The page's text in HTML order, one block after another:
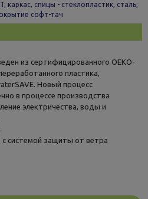
каркас, спицы - стеклопластик, сталь;
софт-тач
из сертифицированного OEKO-
пластика,
Новый процесс
в процессе производства
электричества, воды и
системой защиты от ветра